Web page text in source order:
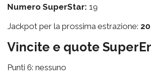
Numero SuperStar: 19
Jackpot per la prossima estrazione:
Vincite e quote
Punti 6: nessuno